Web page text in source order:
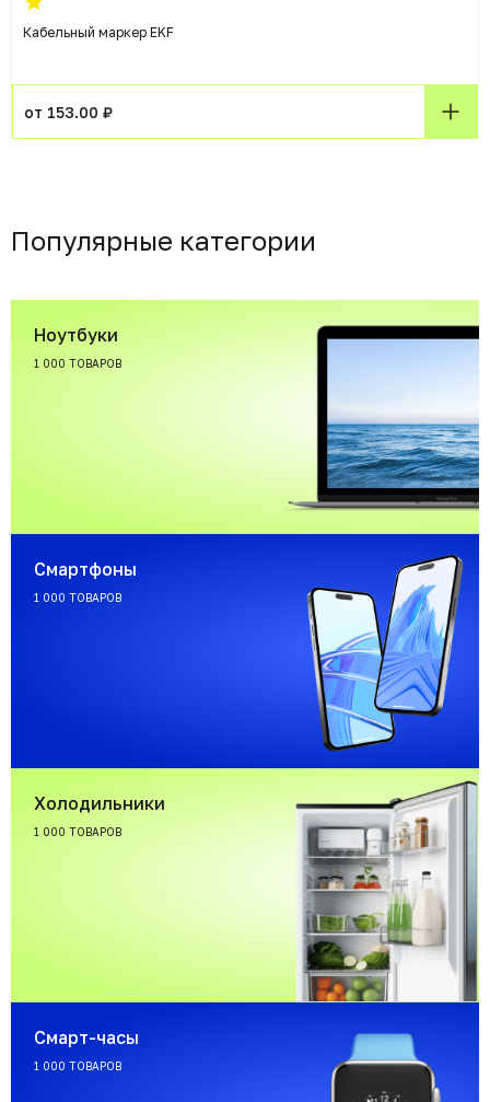
Кабельный маркер EKF
от 153.00 ₽
Популярные категории
Ноутбуки
1 000 ТОВАРОВ
Смартфоны
1 000 ТОВАРОВ
Холодильники
1 000 ТОВАРОВ
Смарт-часы
1 000 ТОВАРОВ